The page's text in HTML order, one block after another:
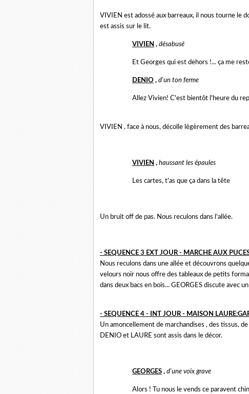
VIVIEN est adossé aux barreaux, il nous tourne le
est assis sur le lit.
VIVIEN , désabusé
Et Georges qui est dehors !... ça me
DENIO , d'un ton ferme
Allez Vivien! C'est bientôt l'heure du
VIVIEN , face à nous, décolle légèrement des
VIVIEN , haussant les épaules
Les cartes, t'as que ça dans la tête
Un bruit off de pas. Nous reculons dans l'allée.
- SEQUENCE 3 EXT JOUR - MARCHE AUX
Nous reculons dans une allée et découvrons
velours noir nous offre des tableaux de petits
dans deux bacs en bois... GEORGES discute avec
- SEQUENCE 4 - INT JOUR - MAISON
Un amoncellement de marchandises , des tissus,
DENIO et LAURE sont assis dans le décor.
GEORGES , d'une voix grave
Alors ! Tu nous le vends ce paravent